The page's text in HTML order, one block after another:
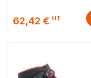
62,42 € HT